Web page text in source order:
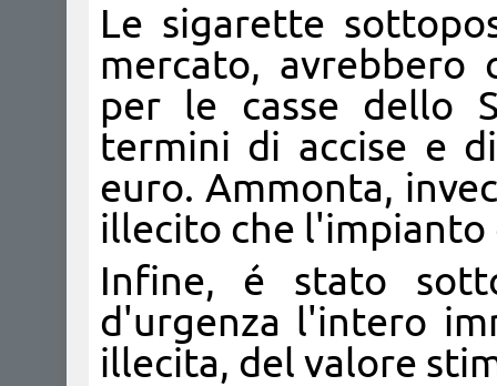
Le sigarette
mercato,
per le casse dello
termini di accise e
euro. Ammonta,
illecito che l'impianto
Infine, é stato
d'urgenza l'intero
illecita, del valore